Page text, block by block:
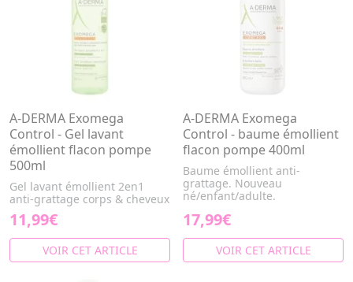
A-DERMA Exomega
Control - Gel lavant
émollient flacon pompe
500ml
Gel lavant émollient 2en1
anti-grattage corps & cheveux
11,99€
VOIR CET ARTICLE
A-DERMA Exomega
Control - baume émollient
flacon pompe 400ml
Baume émollient anti-
grattage. Nouveau
né/enfant/adulte.
17,99€
VOIR CET ARTICLE